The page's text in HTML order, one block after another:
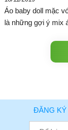
Áo baby doll mặc
là những gợi ý mix
ĐĂNG KÝ